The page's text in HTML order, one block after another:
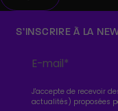
S’INSCRIRE À LA
J'accepte de recevoir
actualités) proposées